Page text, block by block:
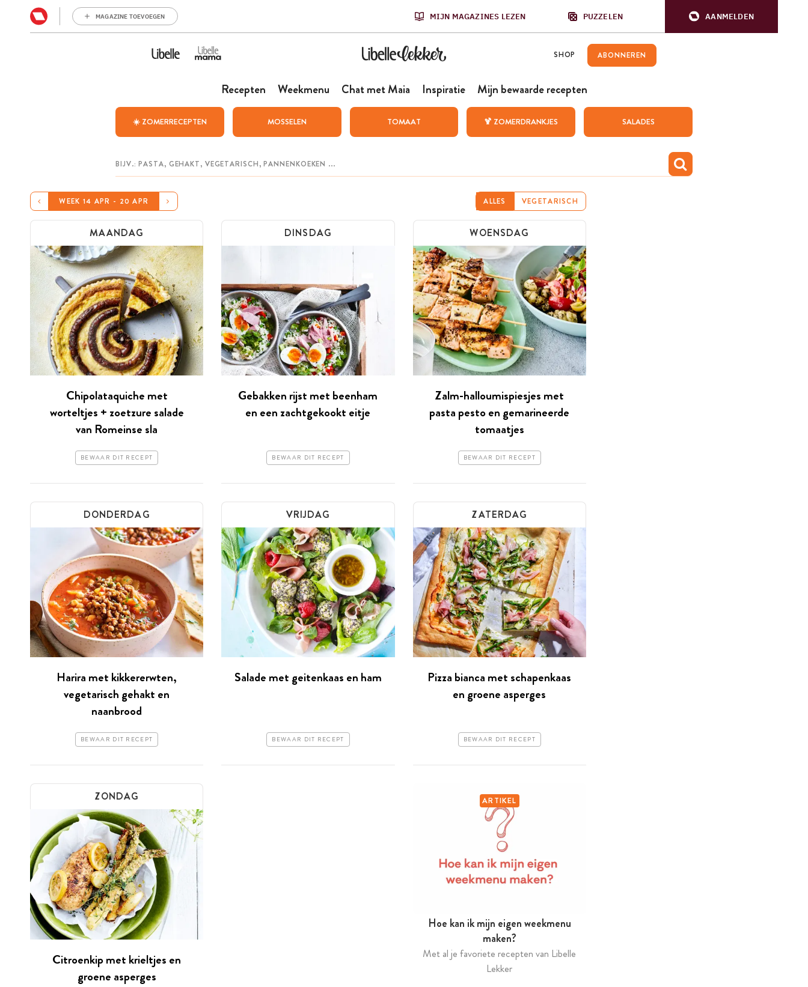
MAGAZINE TOEVOEGEN MIJN MAGAZINES LEZEN PUZZELEN AANMELDEN
SHOP ABONNEREN
Recepten Weekmenu Chat met Maia Inspiratie Mijn bewaarde recepten
☀️ ZOMERRECEPTEN MOSSELEN TOMAAT 🍹 ZOMERDRANKJES SALADES
WEEK 14 APR - 20 APR ALLES VEGETARISCH
MAANDAG
Chipolataquiche met
worteltjes + zoetzure salade
van Romeinse sla
BEWAAR DIT RECEPT
DINSDAG
Gebakken rijst met beenham
en een zachtgekookt eitje
BEWAAR DIT RECEPT
WOENSDAG
Zalm-halloumi­spiesjes met
pasta pesto en gemarineerde
tomaatjes
BEWAAR DIT RECEPT
DONDERDAG
Harira met kikkererwten,
vegetarisch gehakt en
naanbrood
BEWAAR DIT RECEPT
VRIJDAG
Salade met geitenkaas en ham
BEWAAR DIT RECEPT
ZATERDAG
Pizza bianca met schapenkaas
en groene asperges
BEWAAR DIT RECEPT
ZONDAG
Citroenkip met krieltjes en
groene asperges
ARTIKEL
Hoe kan ik mijn eigen weekmenu
maken?
Met al je favoriete recepten van Libelle
Lekker